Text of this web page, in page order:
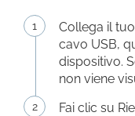
Collega il
cavo USB,
dispositivo.
non viene
Fai clic su